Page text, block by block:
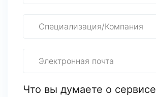
Что вы думаете о сервисе